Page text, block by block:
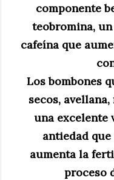
componente
teobromina,
cafeína que
Los bombones
secos,
una excelente
antiedad
aumenta la
proceso